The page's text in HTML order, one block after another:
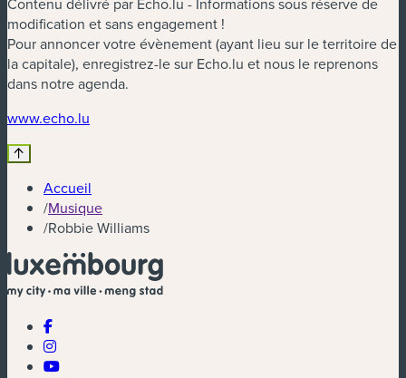
modification et sans engagement !
Pour annoncer votre évènement (ayant lieu sur le territoire de
la capitale), enregistrez-le sur Echo.lu et nous le reprenons
dans notre agenda.
www.echo.lu
Accueil
/Musique
/Robbie Williams